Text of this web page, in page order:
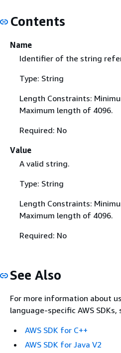
Contents
Name
Identifier of the string
Type: String
Length Constraints:
Maximum length of 4096.
Required: No
Value
A valid string.
Type: String
Length Constraints:
Maximum length of 4096.
Required: No
See Also
For more information about
language-specific AWS
AWS SDK for C++
AWS SDK for Java V2